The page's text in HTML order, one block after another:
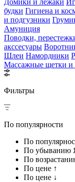
будки Гигиена и
и подгузники
Амуниция
Поводки,
акссесуары
Шлеи Намордники
Массажные щетки и
Фильтры
По популярности
По
По убыванию
По
По цене ↑
По цене ↓